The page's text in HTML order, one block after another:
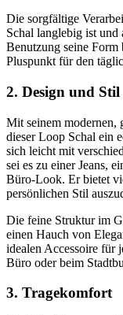
Die sorgfältige
Schal langlebig ist und
Benutzung seine
Pluspunkt für den
2. Design und Stil
Mit seinem modernen,
dieser Loop Schal ein
sich leicht mit
sei es zu einer Jeans,
Büro-Look. Er bietet
persönlichen Stil
Die feine Struktur im
einen Hauch von
idealen Accessoire für
Büro oder beim
3. Tragekomfort